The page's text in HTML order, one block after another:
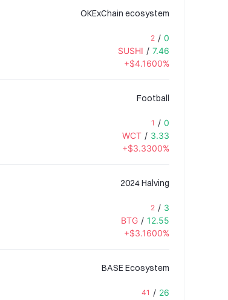
OKExChain ecosystem
2 / 0
SUSHI / 7.46
+$4.1600%
Football
1 / 0
WCT / 3.33
+$3.3300%
2024 Halving
2 / 3
BTG / 12.55
+$3.1600%
BASE Ecosystem
41 / 26